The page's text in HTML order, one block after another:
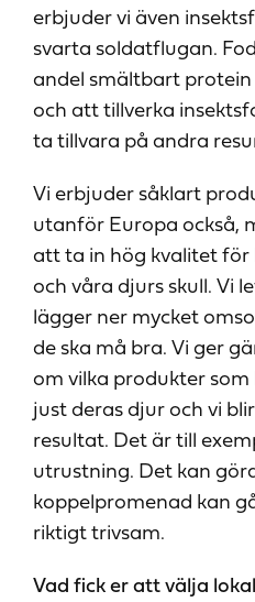
erbjuder vi även
svarta soldatflugan.
andel smältbart
och att tillverka
ta tillvara på andra
Vi erbjuder såklart
utanför Europa också,
att ta in hög kvalitet för
och våra djurs skull. Vi
lägger ner mycket
de ska må bra. Vi ger
om vilka produkter
just deras djur och vi
resultat. Det är till
utrustning. Det kan
koppelpromenad kan
riktigt trivsam.
Vad fick er att välja